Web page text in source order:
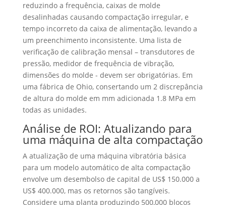
reduzindo a frequência, caixas de molde
desalinhadas causando compactação irregular, e
tempo incorreto da caixa de alimentação, levando a
um preenchimento inconsistente. Uma lista de
verificação de calibração mensal – transdutores de
pressão, medidor de frequência de vibração,
dimensões do molde - devem ser obrigatórias. Em
uma fábrica de Ohio, consertando um 2 discrepância
de altura do molde em mm adicionada 1.8 MPa em
todas as unidades.
Análise de ROI: Atualizando para
uma máquina de alta compactação
A atualização de uma máquina vibratória básica
para um modelo automático de alta compactação
envolve um desembolso de capital de US$ 150.000 a
US$ 400.000, mas os retornos são tangíveis.
Considere uma planta produzindo 500,000 blocos